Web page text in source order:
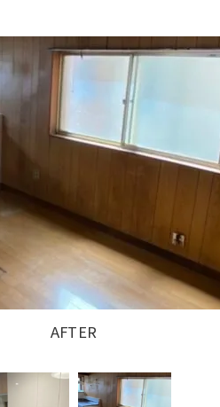
BEFORE